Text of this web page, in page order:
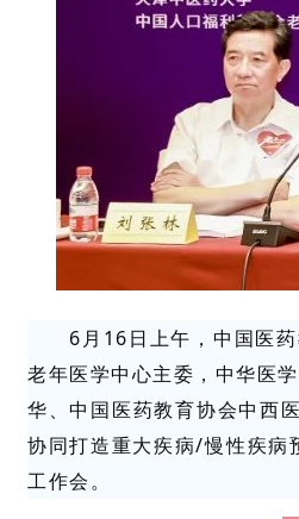
6月16日上午，中国医
老年医学中心主委，中华医
华、中国医药教育协会中西
协同打造重大疾病/慢性疾病
工作会。